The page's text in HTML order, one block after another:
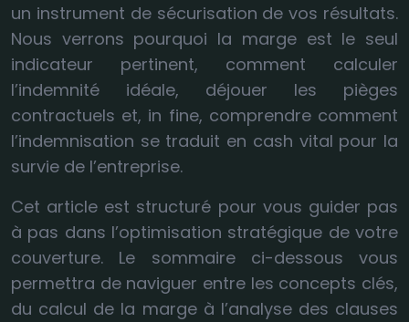
un instrument de sécurisation de vos résultats.
Nous verrons pourquoi la marge est le seul
indicateur pertinent, comment calculer
l’indemnité idéale, déjouer les pièges
contractuels et, in fine, comprendre comment
l’indemnisation se traduit en cash vital pour la
survie de l’entreprise.
Cet article est structuré pour vous guider pas
à pas dans l’optimisation stratégique de votre
couverture. Le sommaire ci-dessous vous
permettra de naviguer entre les concepts clés,
du calcul de la marge à l’analyse des clauses